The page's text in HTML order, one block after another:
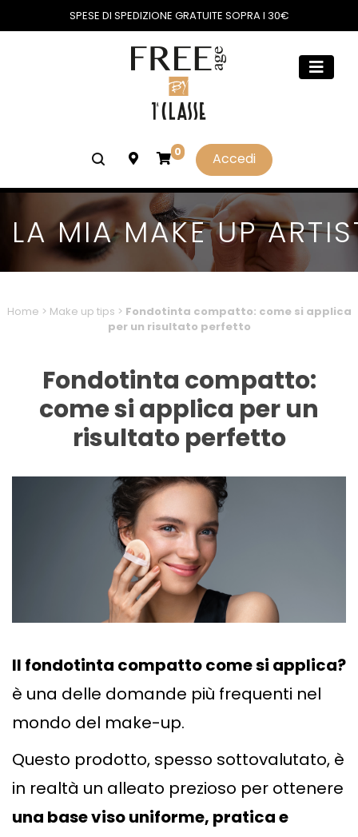
SPESE DI SPEDIZIONE GRATUITE SOPRA I 30€
0 Accedi
LA MIA MAKE UP
Home > Make up tips > Fondotinta compatto: come si applica
per un risultato perfetto
Fondotinta compatto:
come si applica per un
risultato perfetto
Il fondotinta compatto come si applica?
è una delle domande più frequenti nel
mondo del make-up.
Questo prodotto, spesso sottovalutato, è
in realtà un alleato prezioso per ottenere
una base viso uniforme, pratica e